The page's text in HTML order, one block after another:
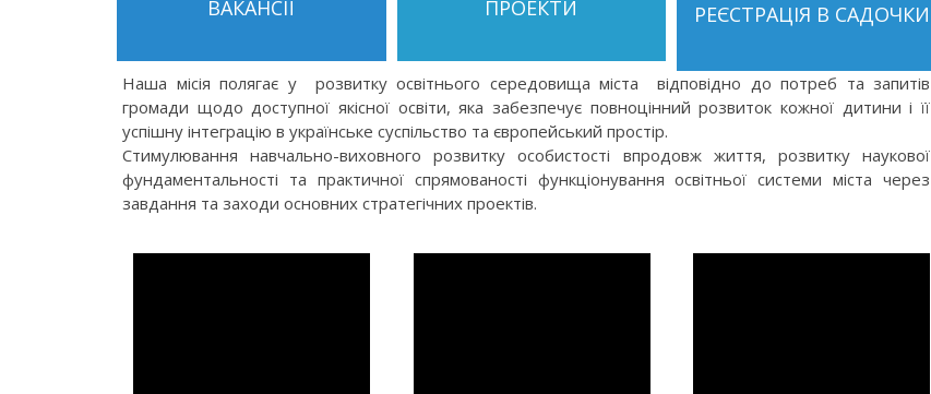
ВАКАНСІЇ ПРОЕКТИ РЕЄСТРАЦІЯ В САДОЧКИ
Наша місія полягає у розвитку освітнього середовища міста відповідно до потреб та запитів
громади щодо доступної якісної освіти, яка забезпечує повноцінний розвиток кожної дитини і її
успішну інтеграцію в українське суспільство та європейський простір.
Cтимулювання навчально-виховного розвитку особистості впродовж життя, розвитку наукової
фундаментальності та практичної спрямованості функціонування освітньої системи міста через
завдання та заходи основних стратегічних проектів.